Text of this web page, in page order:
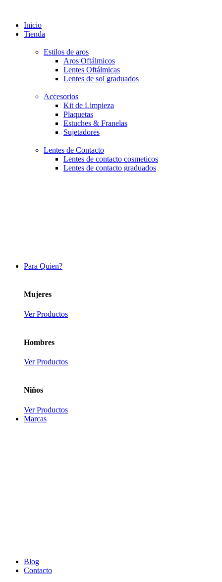
Inicio
Tienda
Estilos de aros
Aros Oftálmicos
Lentes Oftálmicas
Lentes de sol graduados
Accesorios
Kit de Limpieza
Plaquetas
Estuches & Franelas
Sujetadores
Lentes de Contacto
Lentes de contacto cosmeticos
Lentes de contacto graduados
Para Quien?
Mujeres
Ver Productos
Hombres
Ver Productos
Niños
Ver Productos
Marcas
Blog
Contacto